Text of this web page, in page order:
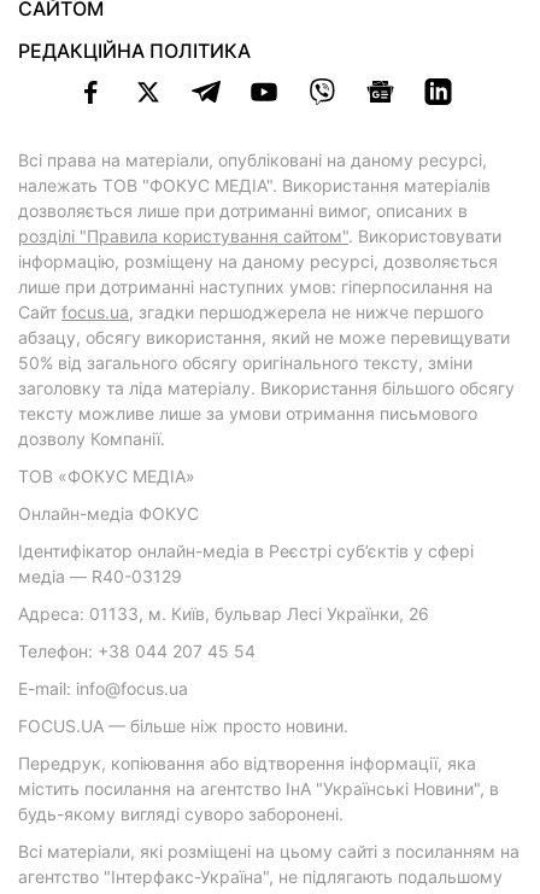
САЙТОМ
РЕДАКЦІЙНА ПОЛІТИКА
Всі права на матеріали, опубліковані на даному ресурсі,
належать ТОВ "ФОКУС МЕДІА". Використання матеріалів
дозволяється лише при дотриманні вимог, описаних в
розділі "Правила користування сайтом". Використовувати
інформацію, розміщену на даному ресурсі, дозволяється
лише при дотриманні наступних умов: гіперпосилання на
Cайт focus.ua, згадки першоджерела не нижче першого
абзацу, обсягу використання, який не може перевищувати
50% від загального обсягу оригінального тексту, зміни
заголовку та ліда матеріалу. Використання більшого обсягу
тексту можливе лише за умови отримання письмового
дозволу Компанії.
ТОВ «ФОКУС МЕДІА»
Онлайн-медіа ФОКУС
Ідентифікатор онлайн-медіа в Реєстрі суб’єктів у сфері
медіа — R40-03129
Адреса: 01133, м. Київ, бульвар Лесі Українки, 26
Телефон: +38 044 207 45 54
E-mail: info@focus.ua
FOCUS.UA — більше ніж просто новини.
Передрук, копіювання або відтворення інформації, яка
містить посилання на агентство ІнА "Українські Новини", в
будь-якому вигляді суворо заборонені.
Всі матеріали, які розміщені на цьому сайті з посиланням на
агентство "Інтерфакс-Україна", не підлягають подальшому